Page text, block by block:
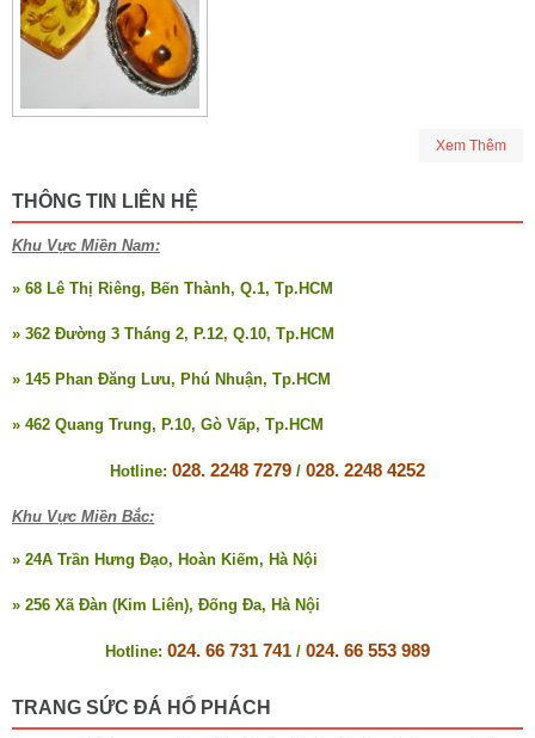
Xem Thêm
THÔNG TIN LIÊN HỆ
Khu Vực Miền Nam:
» 68 Lê Thị Riêng, Bến Thành, Q.1, Tp.HCM
» 362 Đường 3 Tháng 2, P.12, Q.10, Tp.HCM
» 145 Phan Đăng Lưu, Phú Nhuận, Tp.HCM
» 462 Quang Trung, P.10, Gò Vấp, Tp.HCM
Hotline: 028. 2248 7279 / 028. 2248 4252
Khu Vực Miền Bắc:
» 24A Trần Hưng Đạo, Hoàn Kiếm, Hà Nội
» 256 Xã Đàn (Kim Liên), Đống Đa, Hà Nội
Hotline: 024. 66 731 741 / 024. 66 553 989
TRANG SỨC ĐÁ HỔ PHÁCH